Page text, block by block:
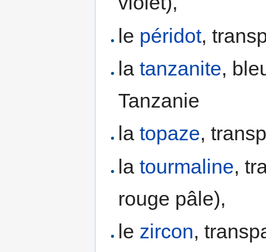
le péridot,
latanzanite,
Tanzanie
latopaze,
latourmaline,
rouge pâle),
le zircon,